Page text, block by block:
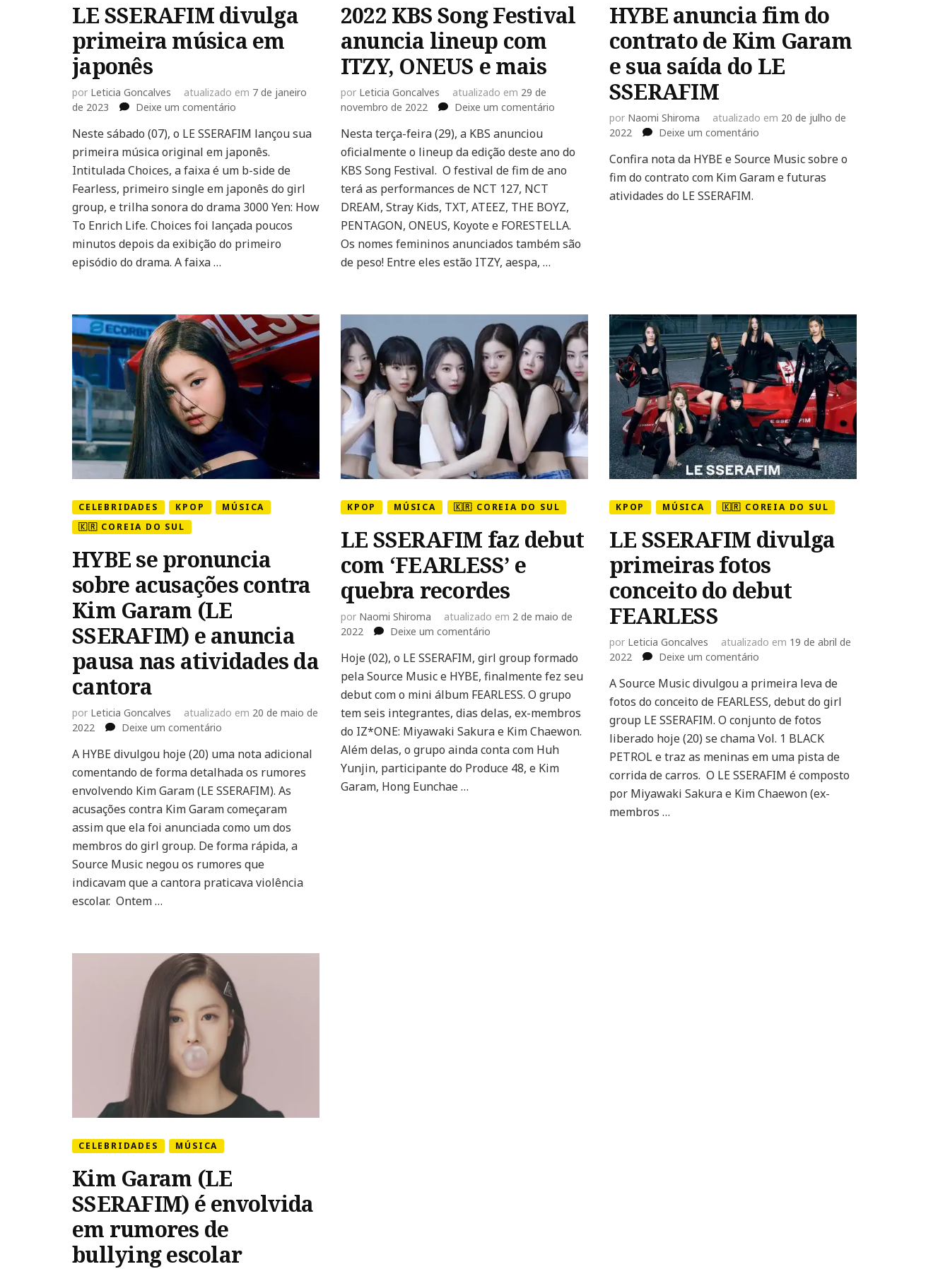
LE SSERAFIM divulga
primeira música em
japonês
por Leticia Goncalves atualizado em 7 de janeiro
de 2023
Deixe um comentário
SSERAFIM
divulga
primeira
em
japonês
Neste sábado (07), o LE SSERAFIM lançou sua
primeira música original em japonês.
Intitulada Choices, a faixa é um b-side de
Fearless, primeiro single em japonês do girl
group, e trilha sonora do drama 3000 Yen: How
To Enrich Life. Choices foi lançada poucos
minutos depois da exibição do primeiro
episódio do drama. A faixa …
2022 KBS Song Festival
anuncia lineup com
ITZY, ONEUS e mais
por Leticia Goncalves atualizado em 29 de
novembro de 2022
Deixe um comentárioem
Song
Festival
com
ITZY,
ONEUS
Nesta terça-feira (29), a KBS anunciou
oficialmente o lineup da edição deste ano do
KBS Song Festival. O festival de fim de ano
terá as performances de NCT 127, NCT
DREAM, Stray Kids, TXT, ATEEZ, THE BOYZ,
PENTAGON, ONEUS, Koyote e FORESTELLA.
Os nomes femininos anunciados também são
de peso! Entre eles estão ITZY, aespa, …
HYBE anuncia fim do
contrato de Kim Garam
e sua saída do LE
SSERAFIM
por Naomi Shiroma atualizado em 20 de julho de
2022
Deixe um comentárioem
anuncia
fim
LE
SSERAFIM
Confira nota da HYBE e Source Music sobre o
fim do contrato com Kim Garam e futuras
atividades do LE SSERAFIM.
CELEBRIDADES KPOP
MÚSICA
🇰🇷 COREIA DO SUL
HYBE se pronuncia
sobre acusações contra
Kim Garam (LE
SSERAFIM) e anuncia
pausa nas atividades da
cantora
por Leticia Goncalves atualizado em 20 de maio de
2022
Deixe um comentário
se
pronuncia
sobre
contra
Kim
Garam
(LE
SSERAFIM)
e
da
cantora
A HYBE divulgou hoje (20) uma nota adicional
comentando de forma detalhada os rumores
envolvendo Kim Garam (LE SSERAFIM). As
acusações contra Kim Garam começaram
assim que ela foi anunciada como um dos
membros do girl group. De forma rápida, a
Source Music negou os rumores que
indicavam que a cantora praticava violência
escolar. Ontem …
KPOP MÚSICA 🇰🇷 COREIA DO SUL
LE SSERAFIM faz debut
com ‘FEARLESS’ e
quebra recordes
por Naomi Shiroma atualizado em 2 de maio de
2022
Deixe um comentárioem
SSERAFIM
faz
debut
‘FEARLESS’
e
quebra
recordes
Hoje (02), o LE SSERAFIM, girl group formado
pela Source Music e HYBE, finalmente fez seu
debut com o mini álbum FEARLESS. O grupo
tem seis integrantes, dias delas, ex-membros
do IZ*ONE: Miyawaki Sakura e Kim Chaewon.
Além delas, o grupo ainda conta com Huh
Yunjin, participante do Produce 48, e Kim
Garam, Hong Eunchae …
KPOP MÚSICA 🇰🇷 COREIA DO SUL
LE SSERAFIM divulga
primeiras fotos
conceito do debut
FEARLESS
por Leticia Goncalves atualizado em 19 de abril de
2022
Deixe um comentárioem
SSERAFIM
divulga
primeiras
conceito
do
debut
FEARLESS
A Source Music divulgou a primeira leva de
fotos do conceito de FEARLESS, debut do girl
group LE SSERAFIM. O conjunto de fotos
liberado hoje (20) se chama Vol. 1 BLACK
PETROL e traz as meninas em uma pista de
corrida de carros. O LE SSERAFIM é composto
por Miyawaki Sakura e Kim Chaewon (ex-
membros …
CELEBRIDADES MÚSICA
Kim Garam (LE
SSERAFIM) é envolvida
em rumores de
bullying escolar